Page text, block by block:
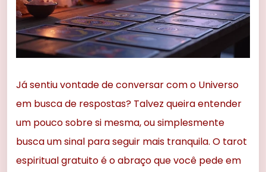
Já sentiu vontade de conversar com o Universo
em busca de respostas? Talvez queira entender
um pouco sobre si mesma, ou simplesmente
busca um sinal para seguir mais tranquila. O tarot
espiritual gratuito é o abraço que você pede em